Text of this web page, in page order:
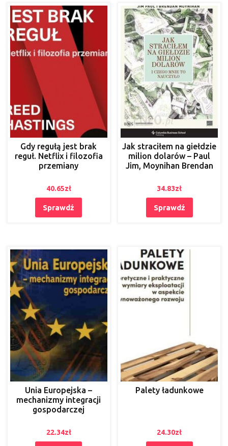
Gdy regułą jest brak
reguł. Netflix i filozofia
przemiany
40.65zł
Sprawdź
Jak straciłem na giełdzie
milion dolarów – Paul
Jim, Moynihan Brendan
34.83zł
Sprawdź
Unia Europejska –
mechanizmy integracji
gospodarczej
22.34zł
Palety ładunkowe
24.30zł